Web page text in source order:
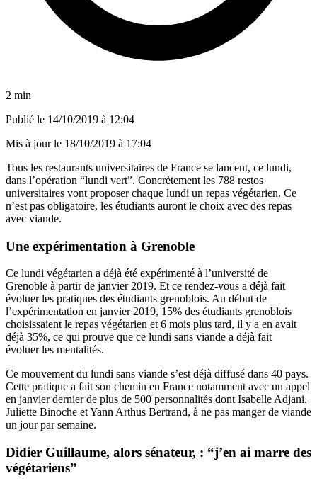
2 min
Publié le 14/10/2019 à 12:04
Mis à jour le 18/10/2019 à 17:04
Tous les restaurants universitaires de France se lancent, ce lundi,
dans l’opération “lundi vert”. Concrètement les 788 restos
universitaires vont proposer chaque lundi un repas végétarien. Ce
n’est pas obligatoire, les étudiants auront le choix avec des repas
avec viande.
Une expérimentation à Grenoble
Ce lundi végétarien a déjà été expérimenté à l’université de
Grenoble à partir de janvier 2019. Et ce rendez-vous a déjà fait
évoluer les pratiques des étudiants grenoblois. Au début de
l’expérimentation en janvier 2019, 15% des étudiants grenoblois
choisissaient le repas végétarien et 6 mois plus tard, il y a en avait
déjà 35%, ce qui prouve que ce lundi sans viande a déjà fait
évoluer les mentalités.
Ce mouvement du lundi sans viande s’est déjà diffusé dans 40 pays.
Cette pratique a fait son chemin en France notamment avec un appel
en janvier dernier de plus de 500 personnalités dont Isabelle Adjani,
Juliette Binoche et Yann Arthus Bertrand, à ne pas manger de viande
un jour par semaine.
Didier Guillaume, alors sénateur, : “j’en ai marre des
végétariens”